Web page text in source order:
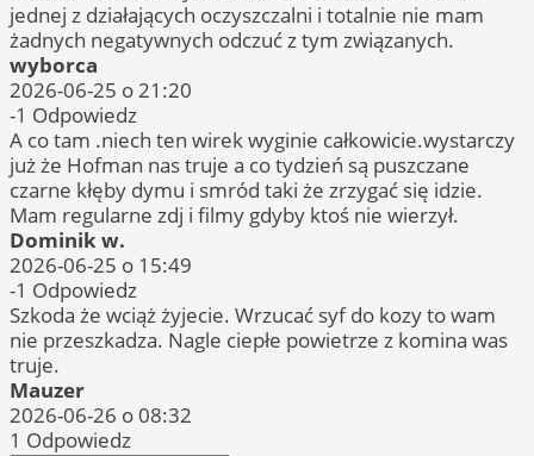
jednej z działających oczyszczalni i totalnie nie mam
żadnych negatywnych odczuć z tym związanych.
wyborca
2026-06-25 o 21:20
-1 Odpowiedz
A co tam .niech ten wirek wyginie całkowicie.wystarczy
już że Hofman nas truje a co tydzień są puszczane
czarne kłęby dymu i smród taki że zrzygać się idzie.
Mam regularne zdj i filmy gdyby ktoś nie wierzył.
Dominik w.
2026-06-25 o 15:49
-1 Odpowiedz
Szkoda że wciąż żyjecie. Wrzucać syf do kozy to wam
nie przeszkadza. Nagle ciepłe powietrze z komina was
truje.
Mauzer
2026-06-26 o 08:32
1 Odpowiedz